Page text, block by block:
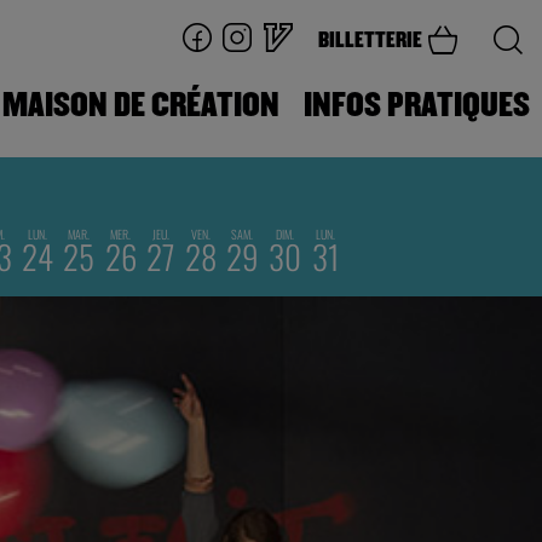
BILLETTERIE
MAISON DE CRÉATION INFOS PRATIQUES
LUN.
24 MAR.
25 MER.
26 JEU.
27 VEN.
28 SAM.
29 DIM.
30 LUN.
31